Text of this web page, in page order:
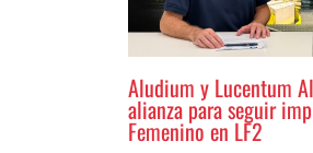
Aludium y Lucentum
alianza para seguir
Femenino en LF2